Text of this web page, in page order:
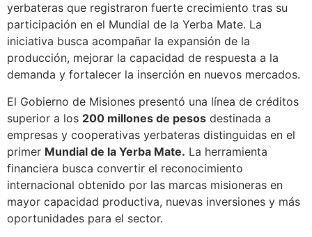
yerbateras que registraron fuerte crecimiento tras su
participación en el Mundial de la Yerba Mate. La
iniciativa busca acompañar la expansión de la
producción, mejorar la capacidad de respuesta a la
demanda y fortalecer la inserción en nuevos mercados.
El Gobierno de Misiones presentó una línea de créditos
superior a los 200 millones de pesos destinada a
empresas y cooperativas yerbateras distinguidas en el
primer Mundial de la Yerba Mate. La herramienta
financiera busca convertir el reconocimiento
internacional obtenido por las marcas misioneras en
mayor capacidad productiva, nuevas inversiones y más
oportunidades para el sector.